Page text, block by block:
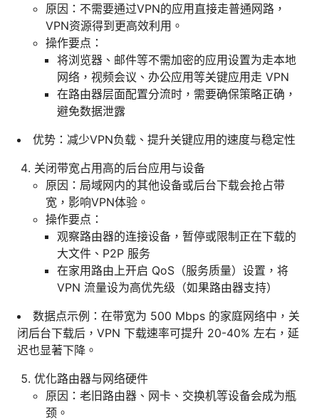
原因：不需要通过VPN的应用直接走普通网路，
VPN资源得到更高效利用。
操作要点：
将浏览器、邮件等不需加密的应用设置为走本地
网络，视频会议、办公应用等关键应用走 VPN
在路由器层面配置分流时，需要确保策略正确，
避免数据泄露
优势：减少VPN负载、提升关键应用的速度与稳定性
关闭带宽占用高的后台应用与设备
原因：局域网内的其他设备或后台下载会抢占带
宽，影响VPN体验。
操作要点：
观察路由器的连接设备，暂停或限制正在下载的
大文件、P2P 服务
在家用路由上开启 QoS（服务质量）设置，将
VPN 流量设为高优先级（如果路由器支持）
数据点示例：在带宽为 500 Mbps 的家庭网络中，关
闭后台下载后，VPN 下载速率可提升 20-40% 左右，延
迟也显著下降。
优化路由器与网络硬件
原因：老旧路由器、网卡、交换机等设备会成为瓶
颈。